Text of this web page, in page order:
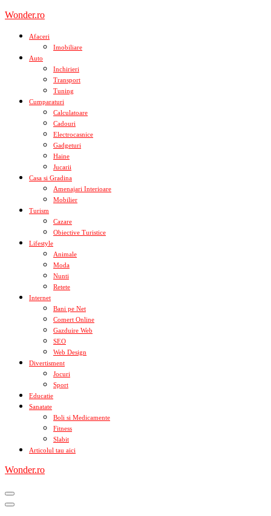
Skip
content
Wonder.ro
Afaceri
Imobiliare
Auto
Inchirieri
Transport
Tuning
Cumparaturi
Calculatoare
Cadouri
Electrocasnice
Gadgeturi
Haine
Jucarii
Casa si Gradina
Amenajari Interioare
Mobilier
Turism
Cazare
Obiective Turistice
Lifestyle
Animale
Moda
Nunti
Retete
Internet
Bani pe Net
Comert Online
Gazduire Web
SEO
Web Design
Divertisment
Jocuri
Sport
Educatie
Sanatate
Boli si Medicamente
Fitness
Slabit
Articolul tau aici
Wonder.ro